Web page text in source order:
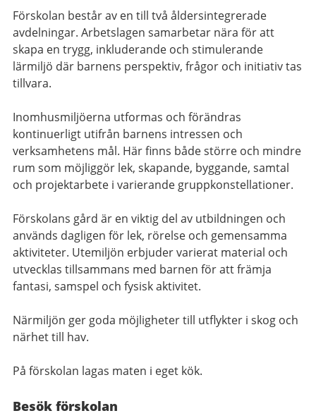
Förskolan består av en till två åldersintegrerade
avdelningar. Arbetslagen samarbetar nära för att
skapa en trygg, inkluderande och stimulerande
lärmiljö där barnens perspektiv, frågor och initiativ tas
tillvara.
Inomhusmiljöerna utformas och förändras
kontinuerligt utifrån barnens intressen och
verksamhetens mål. Här finns både större och mindre
rum som möjliggör lek, skapande, byggande, samtal
och projektarbete i varierande gruppkonstellationer.
Förskolans gård är en viktig del av utbildningen och
används dagligen för lek, rörelse och gemensamma
aktiviteter. Utemiljön erbjuder varierat material och
utvecklas tillsammans med barnen för att främja
fantasi, samspel och fysisk aktivitet.
Närmiljön ger goda möjligheter till utflykter i skog och
närhet till hav.
På förskolan lagas maten i eget kök.
Besök förskolan